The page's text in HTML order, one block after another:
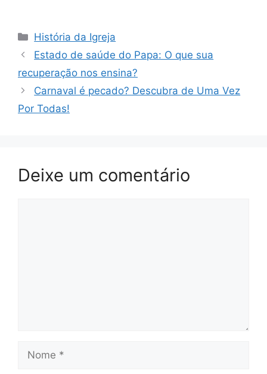
Categorias
História da Igreja
Estado de saúde do Papa: O que sua
recuperação nos ensina?
Carnaval é pecado? Descubra de Uma Vez
Por Todas!
Deixe um comentário
Nome